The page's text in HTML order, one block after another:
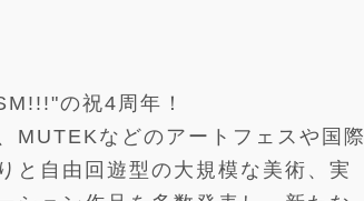
の祝4周年！
MUTEKなどのアートフェスや国際
と自由回遊型の大規模な美術、実